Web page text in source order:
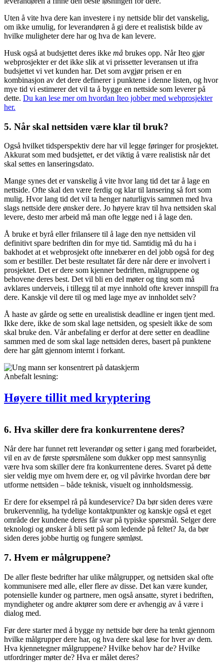
Uten å vite hva dere kan investere i ny nettside blir det vanskelig,
om ikke umulig, for leverandøren å gi dere et realistisk bilde av
hvilke muligheter dere har og hva de kan levere.
Husk også at budsjettet deres ikke må brukes opp. Når Iteo gjør
webprosjekter er det ikke slik at vi prissetter leveransen ut ifra
budsjettet vi vet kunden har. Det som avgjør prisen er en
kombinasjon av det dere definerer i punktene i denne listen, og hvor
mye tid vi estimerer det vil ta å bygge en nettside som leverer på
dette. Du kan lese mer om hvordan Iteo jobber med webprosjekter
her.
5. Når skal nettsiden være klar til bruk?
Også hvilket tidsperspektiv dere har vil legge føringer for prosjektet.
Akkurat som med budsjettet, er det viktig å være realistisk når det
skal settes en lanseringsdato.
Mange synes det er vanskelig å vite hvor lang tid det tar å lage en
nettside. Ofte skal den være ferdig og klar til lansering så fort som
mulig. Hvor lang tid det vil ta henger naturligvis sammen med hva
slags nettside dere ønsker dere. Jo høyere krav til hva nettsiden skal
levere, desto mer arbeid må man ofte legge ned i å lage den.
Å bruke et byrå eller frilansere til å lage den nye nettsiden vil
definitivt spare bedriften din for mye tid. Samtidig må du ha i
bakhodet at et webprosjekt ofte innebærer en del jobb også for deg
som er bestiller. Det beste resultatet får dere når dere er involvert i
prosjektet. Det er dere som kjenner bedriften, målgruppene og
behovene deres best. Det vil bli en del møter og ting som må
avklares underveis, i tillegg til at mye innhold ofte krever innspill fra
dere. Kanskje vil dere til og med lage mye av innholdet selv?
Å haste av gårde og sette en urealistisk deadline er ingen tjent med.
Ikke dere, ikke de som skal lage nettsiden, og spesielt ikke de som
skal bruke den. Vår anbefaling er derfor at dere setter en deadline
sammen med de som skal lage nettsiden deres, basert på punktene
dere har gått gjennom internt i forkant.
Anbefalt lesning:
Høyere tillit med kryptering
6. Hva skiller dere fra konkurrentene deres?
Når dere har funnet rett leverandør og setter i gang med forarbeidet,
vil en av de første spørsmålene som dukker opp mest sannsynlig
være hva som skiller dere fra konkurrentene deres. Svaret på dette
sier veldig mye om hvem dere er, og vil påvirke hvordan dere bør
utforme nettsiden – både teknisk, visuelt og innholdsmessig.
Er dere for eksempel rå på kundeservice? Da bør siden deres være
brukervennlig, ha tydelige kontaktpunkter og kanskje også et eget
område der kundene deres får svar på typiske spørsmål. Selger dere
teknologi og ønsker å bli sett på som ledende på feltet? Ja, da bør
siden deres jobbe hurtig og fungere sømløst.
7. Hvem er målgruppene?
De aller fleste bedrifter har ulike målgrupper, og nettsiden skal ofte
kommunisere med alle, eller flere av disse. Det kan være kunder,
potensielle kunder og partnere, men også ansatte, styret i bedriften,
myndigheter og andre aktører som dere er avhengig av å være i
dialog med.
Før dere starter med å bygge ny nettside bør dere ha tenkt gjennom
hvilke målgrupper dere har, og hva dere skal løse for hver av dem.
Hva kjennetegner målgruppene? Hvilke behov har de? Hvilke
utfordringer møter de? Hva er målet deres?